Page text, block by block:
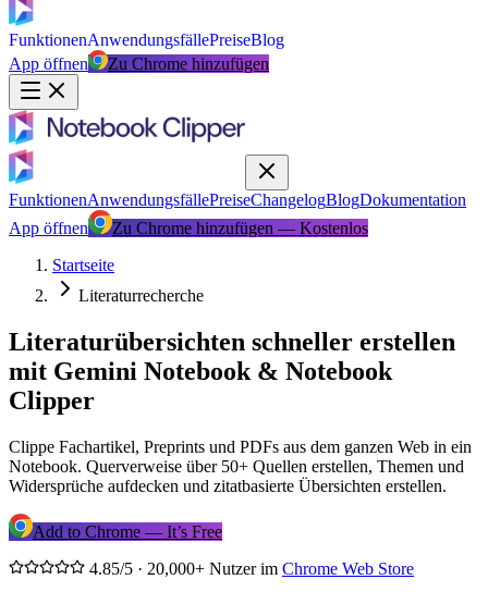
FunktionenAnwendungsfällePreiseBlog
App öffnen
Zu Chrome hinzufügen
FunktionenAnwendungsfällePreiseChangelogBlogDokumentation
App öffnen
Zu Chrome hinzufügen — Kostenlos
Startseite
Literaturrecherche
Literaturübersichten schneller erstellen
mit Gemini Notebook & Notebook
Clipper
Clippe Fachartikel, Preprints und PDFs aus dem ganzen Web in ein
Notebook. Querverweise über 50+ Quellen erstellen, Themen und
Widersprüche aufdecken und zitatbasierte Übersichten erstellen.
Add to Chrome — It’s Free
4.85/5 · 20,000+ Nutzer im Chrome Web Store